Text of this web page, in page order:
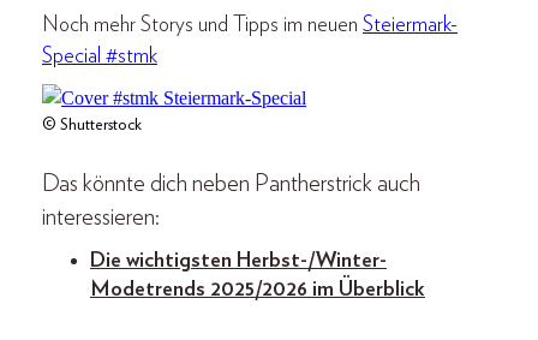
Noch mehr Storys und Tipps im neuen Steiermark-
Special #stmk
© Shutterstock
Das könnte dich neben Pantherstrick auch
interessieren:
Die wichtigsten Herbst-/Winter-
Modetrends 2025/2026 im Überblick